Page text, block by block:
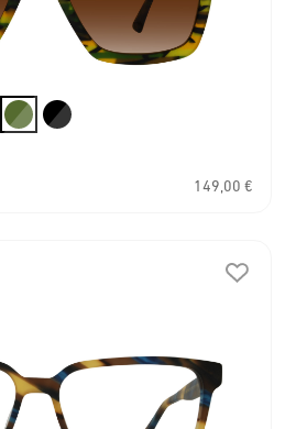
149,00 €